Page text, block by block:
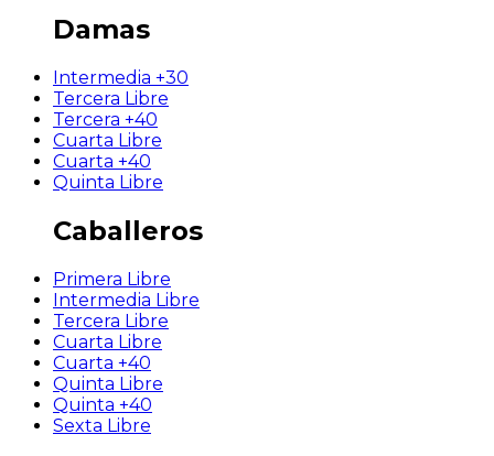
Damas
Intermedia +30
Tercera Libre
Tercera +40
Cuarta Libre
Cuarta +40
Quinta Libre
Caballeros
Primera Libre
Intermedia Libre
Tercera Libre
Cuarta Libre
Cuarta +40
Quinta Libre
Quinta +40
Sexta Libre